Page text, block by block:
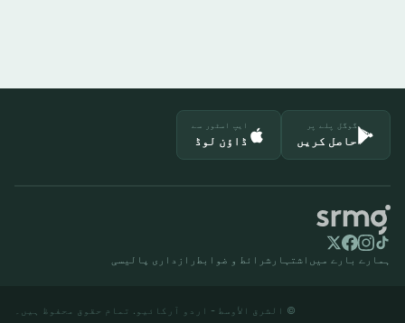
گوگل پلے پر
حاصل کریں
ایپ اسٹور سے
ڈاؤن لوڈ
ہمارے بارے میں اشتہار شرائط و ضوابط رازداری پالیسی
© الشرق الأوسط - اردو آرکائیو. تمام حقوق محفوظ ہیں۔